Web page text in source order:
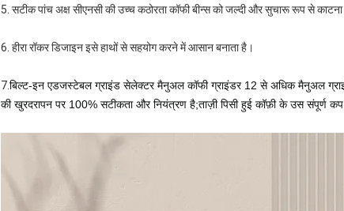
5. सटीक पांच अक्ष सीएनसी की उच्च कठोरता कॉफी बीन्स को जल्दी और सुचारू रूप से
6. हीरा रॉकर डिजाइन इसे हाथों से सहयोग करने में आसान बनाता है।
7.बिल्ट-इन एडजस्टेबल ग्राइंड सेलेक्टर मैनुअल कॉफी ग्राइंडर 12 से अधिक मैनुअल
की खुरदरापन पर 100% सटीकता और नियंत्रण है;ताज़ी पिसी हुई कॉफ़ी के उस संपूर्ण